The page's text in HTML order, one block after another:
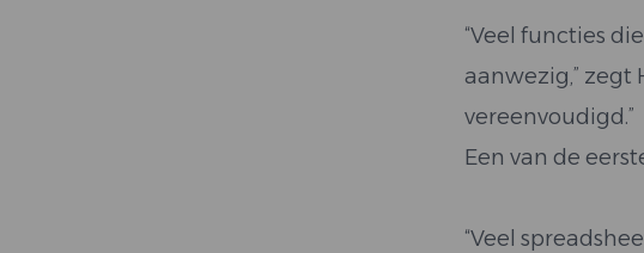
“Veel functies
aanwezig,”
vereenvoudigd.”
Een van de
“Veel